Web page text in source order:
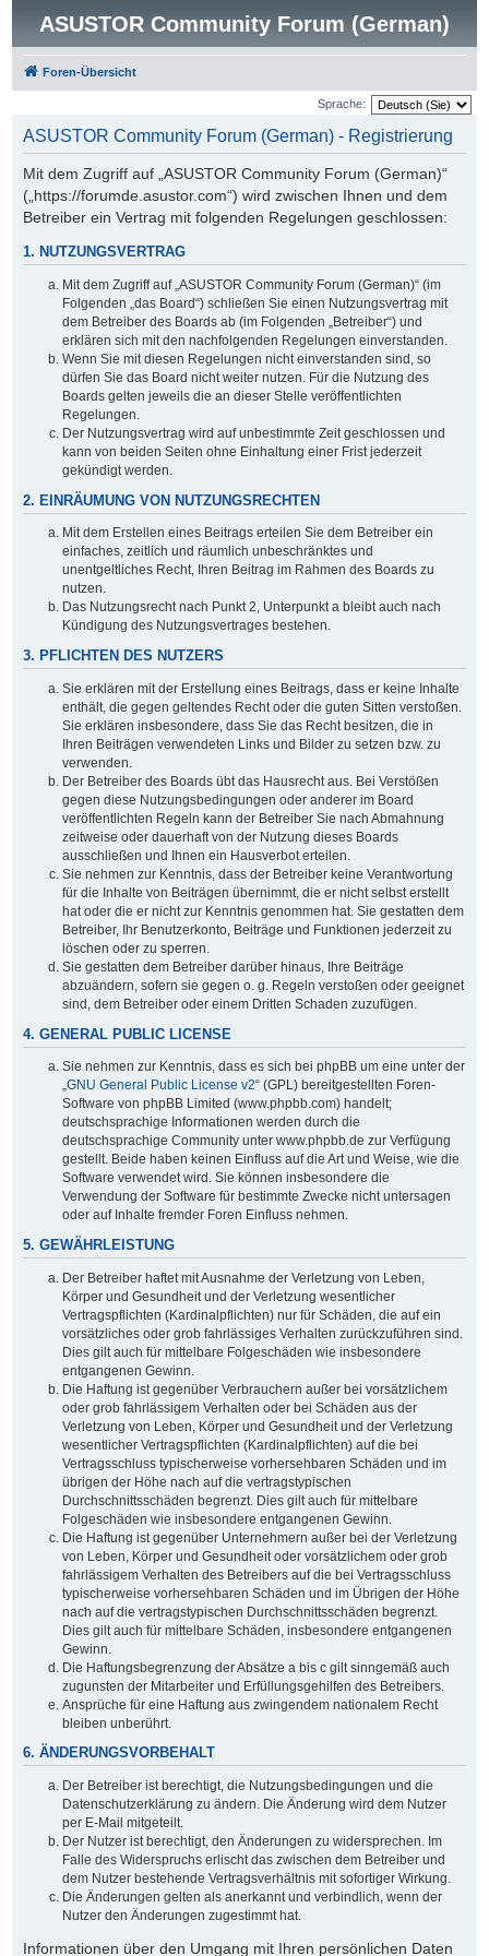
ASUSTOR Community Forum (German)
Foren-Übersicht
Sprache:
ASUSTOR Community Forum (German) - Registrierung
Mit dem Zugriff auf „ASUSTOR Community Forum (German)“
(„https://forumde.asustor.com“) wird zwischen Ihnen und dem
Betreiber ein Vertrag mit folgenden Regelungen geschlossen:
1. NUTZUNGSVERTRAG
Mit dem Zugriff auf „ASUSTOR Community Forum (German)“ (im
Folgenden „das Board“) schließen Sie einen Nutzungsvertrag mit
dem Betreiber des Boards ab (im Folgenden „Betreiber“) und
erklären sich mit den nachfolgenden Regelungen einverstanden.
Wenn Sie mit diesen Regelungen nicht einverstanden sind, so
dürfen Sie das Board nicht weiter nutzen. Für die Nutzung des
Boards gelten jeweils die an dieser Stelle veröffentlichten
Regelungen.
Der Nutzungsvertrag wird auf unbestimmte Zeit geschlossen und
kann von beiden Seiten ohne Einhaltung einer Frist jederzeit
gekündigt werden.
2. EINRÄUMUNG VON NUTZUNGSRECHTEN
Mit dem Erstellen eines Beitrags erteilen Sie dem Betreiber ein
einfaches, zeitlich und räumlich unbeschränktes und
unentgeltliches Recht, Ihren Beitrag im Rahmen des Boards zu
nutzen.
Das Nutzungsrecht nach Punkt 2, Unterpunkt a bleibt auch nach
Kündigung des Nutzungsvertrages bestehen.
3. PFLICHTEN DES NUTZERS
Sie erklären mit der Erstellung eines Beitrags, dass er keine Inhalte
enthält, die gegen geltendes Recht oder die guten Sitten verstoßen.
Sie erklären insbesondere, dass Sie das Recht besitzen, die in
Ihren Beiträgen verwendeten Links und Bilder zu setzen bzw. zu
verwenden.
Der Betreiber des Boards übt das Hausrecht aus. Bei Verstößen
gegen diese Nutzungsbedingungen oder anderer im Board
veröffentlichten Regeln kann der Betreiber Sie nach Abmahnung
zeitweise oder dauerhaft von der Nutzung dieses Boards
ausschließen und Ihnen ein Hausverbot erteilen.
Sie nehmen zur Kenntnis, dass der Betreiber keine Verantwortung
für die Inhalte von Beiträgen übernimmt, die er nicht selbst erstellt
hat oder die er nicht zur Kenntnis genommen hat. Sie gestatten dem
Betreiber, Ihr Benutzerkonto, Beiträge und Funktionen jederzeit zu
löschen oder zu sperren.
Sie gestatten dem Betreiber darüber hinaus, Ihre Beiträge
abzuändern, sofern sie gegen o. g. Regeln verstoßen oder geeignet
sind, dem Betreiber oder einem Dritten Schaden zuzufügen.
4. GENERAL PUBLIC LICENSE
Sie nehmen zur Kenntnis, dass es sich bei phpBB um eine unter der
„GNU General Public License v2“ (GPL) bereitgestellten Foren-
Software von phpBB Limited (www.phpbb.com) handelt;
deutschsprachige Informationen werden durch die
deutschsprachige Community unter www.phpbb.de zur Verfügung
gestellt. Beide haben keinen Einfluss auf die Art und Weise, wie die
Software verwendet wird. Sie können insbesondere die
Verwendung der Software für bestimmte Zwecke nicht untersagen
oder auf Inhalte fremder Foren Einfluss nehmen.
5. GEWÄHRLEISTUNG
Der Betreiber haftet mit Ausnahme der Verletzung von Leben,
Körper und Gesundheit und der Verletzung wesentlicher
Vertragspflichten (Kardinalpflichten) nur für Schäden, die auf ein
vorsätzliches oder grob fahrlässiges Verhalten zurückzuführen sind.
Dies gilt auch für mittelbare Folgeschäden wie insbesondere
entgangenen Gewinn.
Die Haftung ist gegenüber Verbrauchern außer bei vorsätzlichem
oder grob fahrlässigem Verhalten oder bei Schäden aus der
Verletzung von Leben, Körper und Gesundheit und der Verletzung
wesentlicher Vertragspflichten (Kardinalpflichten) auf die bei
Vertragsschluss typischerweise vorhersehbaren Schäden und im
übrigen der Höhe nach auf die vertragstypischen
Durchschnittsschäden begrenzt. Dies gilt auch für mittelbare
Folgeschäden wie insbesondere entgangenen Gewinn.
Die Haftung ist gegenüber Unternehmern außer bei der Verletzung
von Leben, Körper und Gesundheit oder vorsätzlichem oder grob
fahrlässigem Verhalten des Betreibers auf die bei Vertragsschluss
typischerweise vorhersehbaren Schäden und im Übrigen der Höhe
nach auf die vertragstypischen Durchschnittsschäden begrenzt.
Dies gilt auch für mittelbare Schäden, insbesondere entgangenen
Gewinn.
Die Haftungsbegrenzung der Absätze a bis c gilt sinngemäß auch
zugunsten der Mitarbeiter und Erfüllungsgehilfen des Betreibers.
Ansprüche für eine Haftung aus zwingendem nationalem Recht
bleiben unberührt.
6. ÄNDERUNGSVORBEHALT
Der Betreiber ist berechtigt, die Nutzungsbedingungen und die
Datenschutzerklärung zu ändern. Die Änderung wird dem Nutzer
per E-Mail mitgeteilt.
Der Nutzer ist berechtigt, den Änderungen zu widersprechen. Im
Falle des Widerspruchs erlischt das zwischen dem Betreiber und
dem Nutzer bestehende Vertragsverhältnis mit sofortiger Wirkung.
Die Änderungen gelten als anerkannt und verbindlich, wenn der
Nutzer den Änderungen zugestimmt hat.
Informationen über den Umgang mit Ihren persönlichen Daten